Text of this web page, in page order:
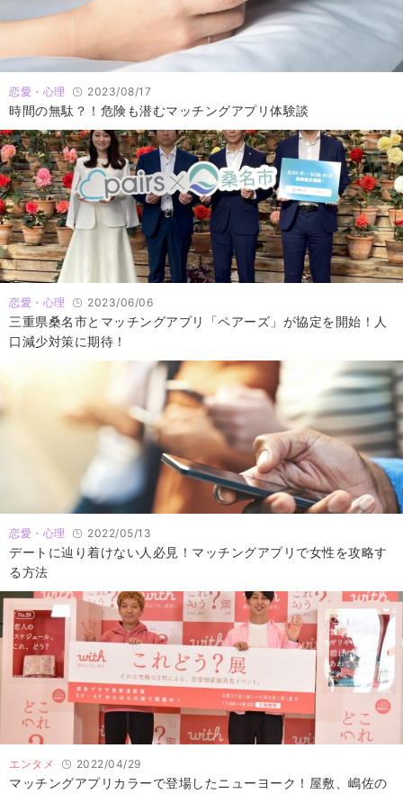
恋愛・心理 2023/08/17
時間の無駄？！危険も潜むマッチングアプリ体験談
恋愛・心理 2023/06/06
三重県桑名市とマッチングアプリ「ペアーズ」が協定を開始！人
口減少対策に期待！
恋愛・心理 2022/05/13
デートに辿り着けない人必見！マッチングアプリで女性を攻略す
る方法
エンタメ 2022/04/29
マッチングアプリカラーで登場したニューヨーク！屋敷、嶋佐の